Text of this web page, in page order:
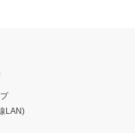
LAN)